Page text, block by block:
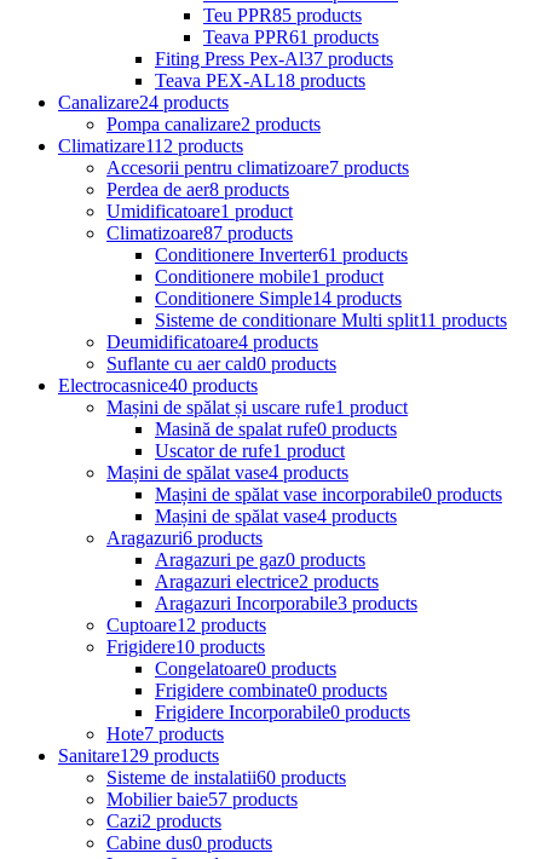
Teu PPR85 products
Teava PPR61 products
Fiting Press Pex-Al37 products
Teava PEX-AL18 products
Canalizare24 products
Pompa canalizare2 products
Climatizare112 products
Accesorii pentru climatizoare7 products
Perdea de aer8 products
Umidificatoare1 product
Climatizoare87 products
Conditionere Inverter61 products
Conditionere mobile1 product
Conditionere Simple14 products
Sisteme de conditionare Multi split11 products
Deumidificatoare4 products
Suflante cu aer cald0 products
Electrocasnice40 products
Mașini de spălat și uscare rufe1 product
Masină de spalat rufe0 products
Uscator de rufe1 product
Mașini de spălat vase4 products
Mașini de spălat vase incorporabile0 products
Mașini de spălat vase4 products
Aragazuri6 products
Aragazuri pe gaz0 products
Aragazuri electrice2 products
Aragazuri Incorporabile3 products
Cuptoare12 products
Frigidere10 products
Congelatoare0 products
Frigidere combinate0 products
Frigidere Incorporabile0 products
Hote7 products
Sanitare129 products
Sisteme de instalatii60 products
Mobilier baie57 products
Cazi2 products
Cabine dus0 products